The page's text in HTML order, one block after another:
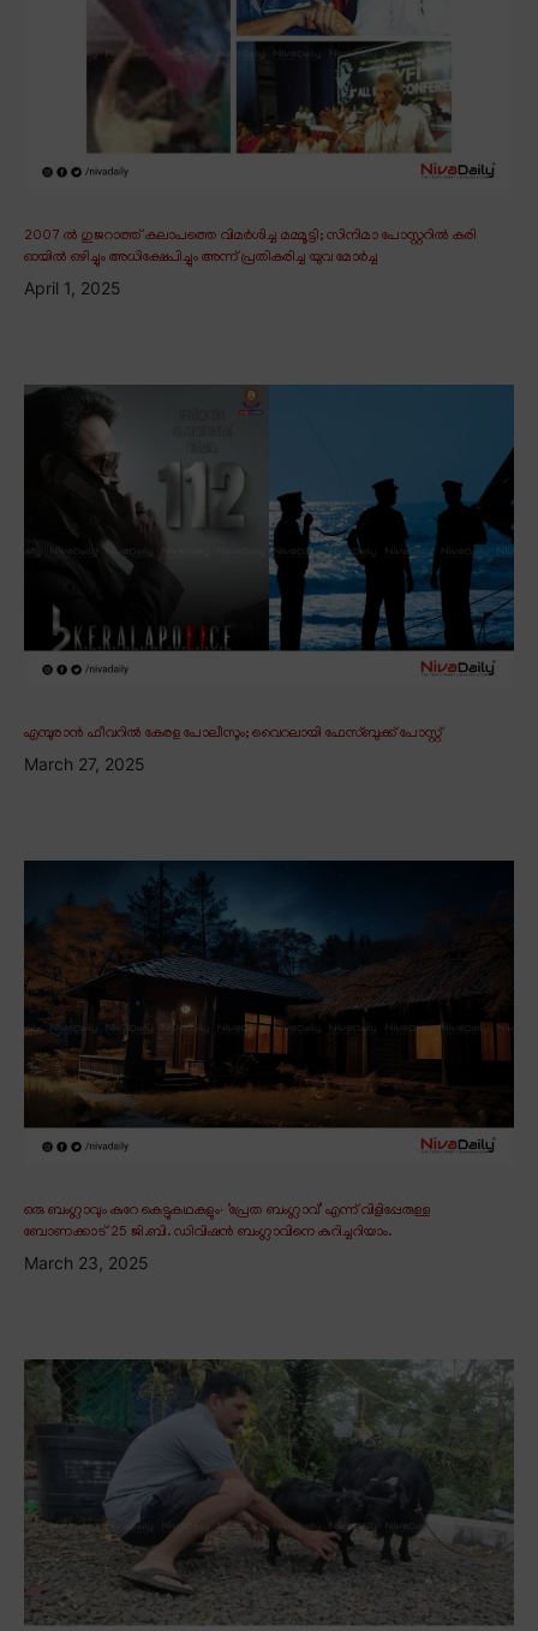
2007 ൽ ഗുജറാത്ത് കലാപത്തെ വിമർശിച്ച മമ്മൂട്ടി; സിനിമാ പോസ്റ്ററിൽ കരി
ഓയിൽ ഒഴിച്ചും അധിക്ഷേപിച്ചും അന്ന് പ്രതികരിച്ച യുവ മോർച്ച
April 1, 2025
എമ്പുരാൻ ഫീവറിൽ കേരള പോലീസും; വൈറലായി ഫേസ്ബുക്ക് പോസ്റ്റ്
March 27, 2025
ഒരു ബംഗ്ലാവും കുറേ കെട്ടുകഥകളും∙ ‘പ്രേത ബംഗ്ലാവ്’ എന്ന് വിളിപ്പേരുള്ള
ബോണക്കാട് 25 ജി.ബി. ഡിവിഷൻ ബംഗ്ലാവിനെ കുറിച്ചറിയാം.
March 23, 2025